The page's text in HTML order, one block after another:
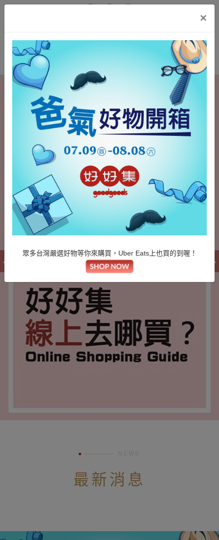
t.src=v;s=b.getElementsByTagName(e)[0];
NEWS
最新消息
×
眾多台灣嚴選好物等你來購買，Uber Eats上也買的到喔！